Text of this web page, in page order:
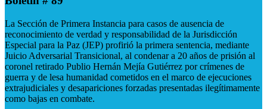
La Sección de Primera Instancia para casos de ausencia de
reconocimiento de verdad y responsabilidad de la Jurisdicción
Especial para la Paz (JEP) profirió la primera sentencia, mediante
Juicio Adversarial Transicional, al condenar a 20 años de prisión al
coronel retirado Publio Hernán Mejía Gutiérrez por crímenes de
guerra y de lesa humanidad cometidos en el marco de ejecuciones
extrajudiciales y desapariciones forzadas presentadas ilegítimamente
como bajas en combate.